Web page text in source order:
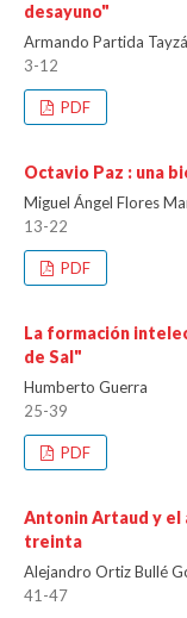
desayuno"
Armando Partida
3-12
PDF
Octavio Paz : una
Miguel Ángel Flores
13-22
PDF
La formación
de Sal"
Humberto Guerra
25-39
PDF
Antonin Artaud y el
treinta
Alejandro Ortiz Bullé
41-47